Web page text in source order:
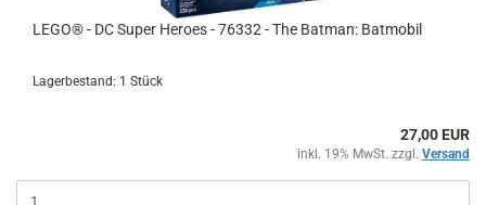
LEGO® - DC Super Heroes - 76332 - The Batman: Batmobil
Lagerbestand: 1 Stück
27,00 EUR
inkl. 19% MwSt. zzgl. Versand